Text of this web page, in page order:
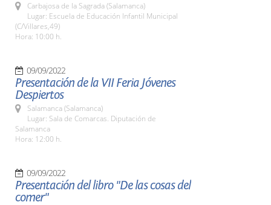
Carbajosa de la Sagrada (Salamanca)
Lugar: Escuela de Educación Infantil Municipal
(C/Villares,49)
Hora: 10:00 h.
09/09/2022
Presentación de la VII Feria Jóvenes
Despiertos
Salamanca (Salamanca)
Lugar: Sala de Comarcas. Diputación de
Salamanca
Hora: 12:00 h.
09/09/2022
Presentación del libro "De las cosas del
comer"